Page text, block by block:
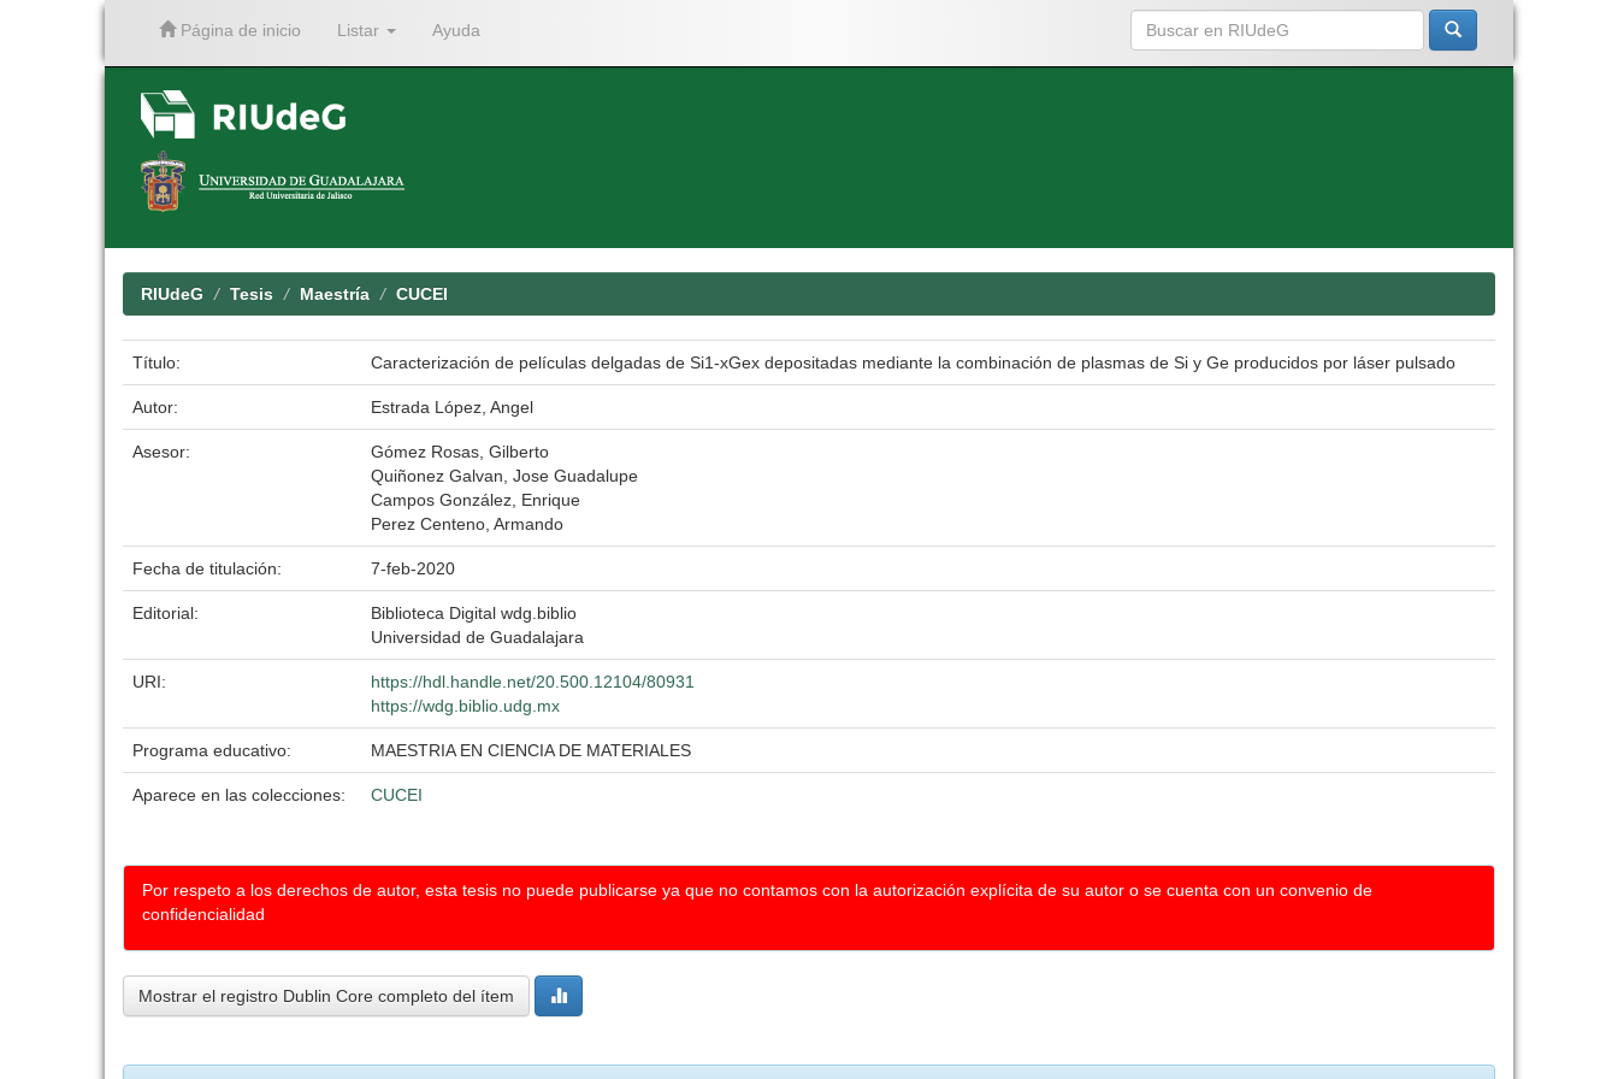
Página de inicio Listar Ayuda
RIUdeG Tesis Maestría CUCEI
Título: Caracterización de películas delgadas de Si1-xGex depositadas mediante la combinación de plasmas de Si y Ge producidos por láser pulsado
Autor: Estrada López, Angel
Asesor:
Gómez Rosas, Gilberto
Quiñonez Galvan, Jose Guadalupe
Campos González, Enrique
Perez Centeno, Armando
Fecha de titulación: 7-feb-2020
Editorial:
Biblioteca Digital wdg.biblio
Universidad de Guadalajara
URI:
https://hdl.handle.net/20.500.12104/80931
https://wdg.biblio.udg.mx
Programa educativo: MAESTRIA EN CIENCIA DE MATERIALES
Aparece en las colecciones: CUCEI
Por respeto a los derechos de autor, esta tesis no puede publicarse ya que no contamos con la autorización explícita de su autor o se cuenta con un convenio de
confidencialidad
Mostrar el registro Dublin Core completo del ítem